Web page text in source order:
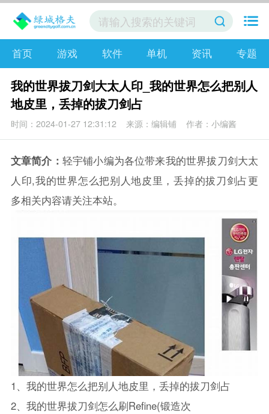
首页 游戏 软件 单机 资讯 专题
我的世界拔刀剑大太人印_我的世界怎么把别人
地皮里，丢掉的拔刀剑占
时间：2024-01-27 12:31:12 来源：编辑铺 作者：小编酱
文章简介： 轻宇铺小编为各位带来我的世界拔刀剑大太
人印,我的世界怎么把别人地皮里，丢掉的拔刀剑占更
多相关内容请关注本站。
1、 我的世界怎么把别人地皮里，丢掉的拔刀剑占
2、 我的世界拔刀剑怎么刷Refine(锻造次